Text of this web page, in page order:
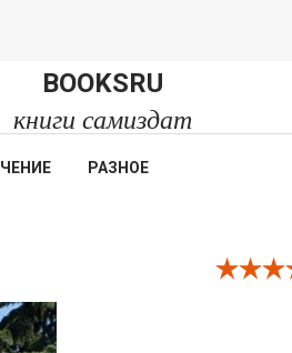
BOOKSRU
книги самиздат
РАЗНОЕ